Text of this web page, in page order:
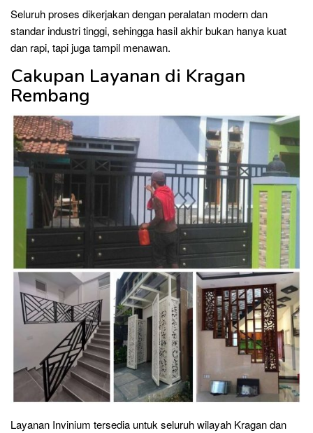
Seluruh proses dikerjakan dengan peralatan modern dan
standar industri tinggi, sehingga hasil akhir bukan hanya kuat
dan rapi, tapi juga tampil menawan.
Cakupan Layanan di Kragan
Rembang
Layanan Invinium tersedia untuk seluruh wilayah Kragan dan